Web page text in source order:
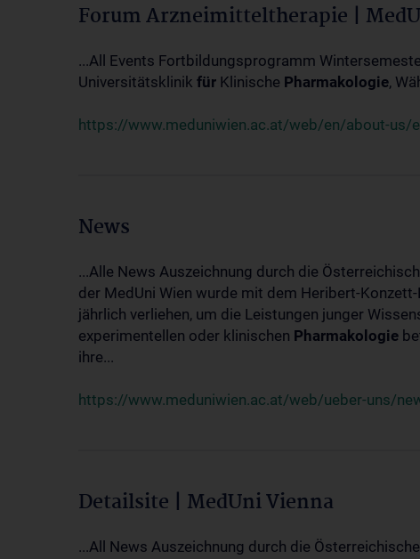
Forum Arzneimitteltherapie |
...All Events Fortbildungsprogramm
Universitätsklinik für Klinische Pharmakologie,
https://www.meduniwien.ac.at/web/en/about-
News
...Alle News Auszeichnung durch die
der MedUni Wien wurde mit dem Heribert-
jährlich verliehen, um die Leistungen junger
experimentellen oder klinischen Pharmakologie
ihre...
https://www.meduniwien.ac.at/web/ueber-uns/
Detailsite | MedUni Vienna
...All News Auszeichnung durch die